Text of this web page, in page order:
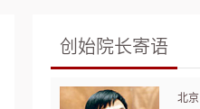
创始院长寄语
北京